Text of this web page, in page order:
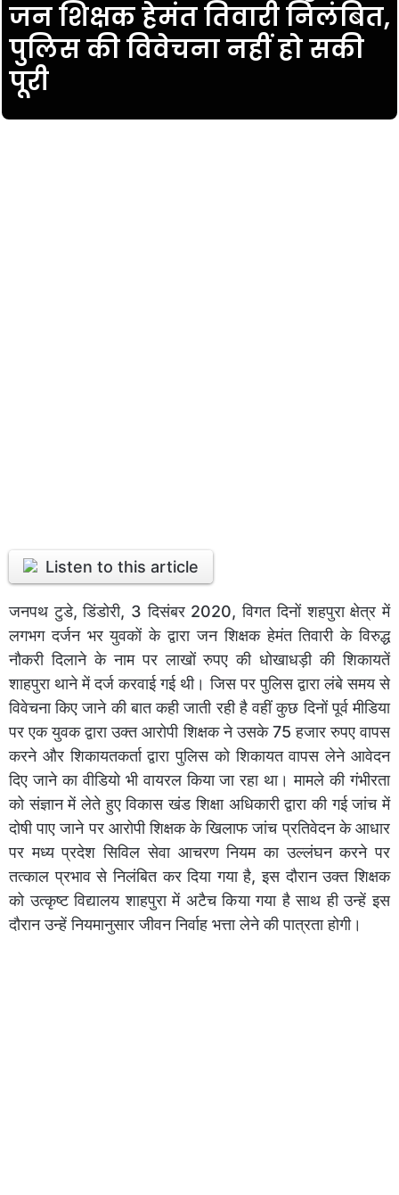
जन शिक्षक हेमंत तिवारी निलंबित,
पुलिस की विवेचना नहीं हो सकी
पूरी
Listen to this article
जनपथ टुडे, डिंडोरी, 3 दिसंबर 2020, विगत दिनों शहपुरा क्षेत्र में
लगभग दर्जन भर युवकों के द्वारा जन शिक्षक हेमंत तिवारी के विरुद्ध
नौकरी दिलाने के नाम पर लाखों रुपए की धोखाधड़ी की शिकायतें
शाहपुरा थाने में दर्ज करवाई गई थी। जिस पर पुलिस द्वारा लंबे समय से
विवेचना किए जाने की बात कही जाती रही है वहीं कुछ दिनों पूर्व मीडिया
पर एक युवक द्वारा उक्त आरोपी शिक्षक ने उसके 75 हजार रुपए वापस
करने और शिकायतकर्ता द्वारा पुलिस को शिकायत वापस लेने आवेदन
दिए जाने का वीडियो भी वायरल किया जा रहा था। मामले की गंभीरता
को संज्ञान में लेते हुए विकास खंड शिक्षा अधिकारी द्वारा की गई जांच में
दोषी पाए जाने पर आरोपी शिक्षक के खिलाफ जांच प्रतिवेदन के आधार
पर मध्य प्रदेश सिविल सेवा आचरण नियम का उल्लंघन करने पर
तत्काल प्रभाव से निलंबित कर दिया गया है, इस दौरान उक्त शिक्षक
को उत्कृष्ट विद्यालय शाहपुरा में अटैच किया गया है साथ ही उन्हें इस
दौरान उन्हें नियमानुसार जीवन निर्वाह भत्ता लेने की पात्रता होगी।